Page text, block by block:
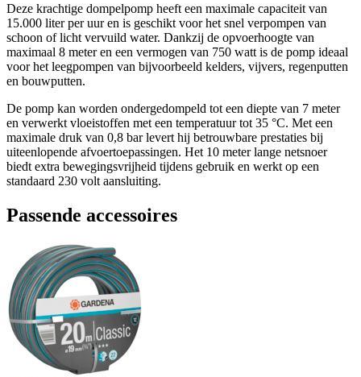
Deze krachtige dompelpomp heeft een maximale capaciteit van
15.000 liter per uur en is geschikt voor het snel verpompen van
schoon of licht vervuild water. Dankzij de opvoerhoogte van
maximaal 8 meter en een vermogen van 750 watt is de pomp ideaal
voor het leegpompen van bijvoorbeeld kelders, vijvers, regenputten
en bouwputten.
De pomp kan worden ondergedompeld tot een diepte van 7 meter
en verwerkt vloeistoffen met een temperatuur tot 35 °C. Met een
maximale druk van 0,8 bar levert hij betrouwbare prestaties bij
uiteenlopende afvoertoepassingen. Het 10 meter lange netsnoer
biedt extra bewegingsvrijheid tijdens gebruik en werkt op een
standaard 230 volt aansluiting.
Passende accessoires